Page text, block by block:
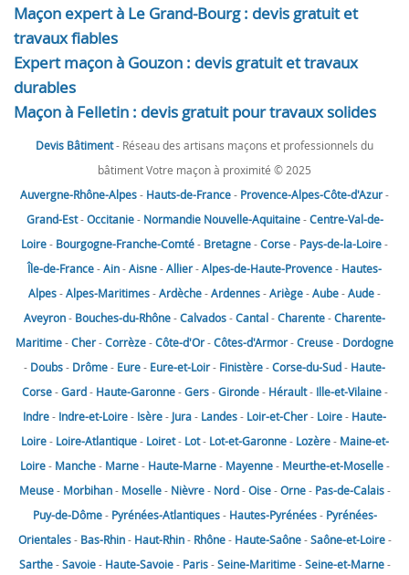
Maçon expert à Le Grand-Bourg : devis gratuit et
travaux fiables
Expert maçon à Gouzon : devis gratuit et travaux
durables
Maçon à Felletin : devis gratuit pour travaux solides
Devis Bâtiment- Réseau des artisans maçons et professionnels du
bâtiment Votre maçon à proximité © 2025
Auvergne-Rhône-Alpes- Hauts-de-France- Provence-Alpes-Côte-d'Azur-
Grand-Est-Occitanie- Normandie Nouvelle-Aquitaine-Centre-Val-de-
Loire- Bourgogne-Franche-Comté- Bretagne-Corse- Pays-de-la-Loire-
Île-de-France-Ain-Aisne-Allier-Alpes-de-Haute-Provence- Hautes-
Alpes-Alpes-Maritimes-Ardèche-Ardennes-Ariège-Aube-Aude-
Aveyron- Bouches-du-Rhône-Calvados-Cantal-Charente-Charente-
Maritime-Cher-Corrèze-Côte-d'Or-Côtes-d'Armor-Creuse- Dordogne
- Doubs- Drôme- Eure- Eure-et-Loir- Finistère-Corse-du-Sud- Haute-
Corse-Gard- Haute-Garonne-Gers-Gironde- Hérault- Ille-et-Vilaine-
Indre- Indre-et-Loire- Isère- Jura- Landes- Loir-et-Cher- Loire- Haute-
Loire- Loire-Atlantique- Loiret- Lot- Lot-et-Garonne- Lozère- Maine-et-
Loire- Manche- Marne- Haute-Marne- Mayenne- Meurthe-et-Moselle-
Meuse- Morbihan- Moselle- Nièvre- Nord-Oise-Orne- Pas-de-Calais-
Puy-de-Dôme- Pyrénées-Atlantiques- Hautes-Pyrénées- Pyrénées-
Orientales- Bas-Rhin- Haut-Rhin- Rhône- Haute-Saône-Saône-et-Loire-
Sarthe-Savoie- Haute-Savoie- Paris-Seine-Maritime-Seine-et-Marne-